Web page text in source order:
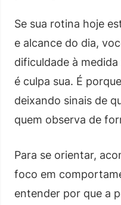
Se sua rotina hoje
e alcance do dia,
dificuldade à
é culpa sua. É
deixando sinais de
quem observa de
Para se orientar,
foco em
entender por que a